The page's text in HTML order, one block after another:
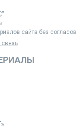
сайта без
связь